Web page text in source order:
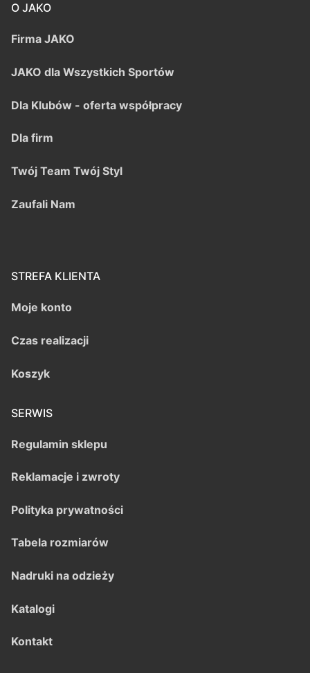
O JAKO
Firma JAKO
JAKO dla Wszystkich Sportów
Dla Klubów - oferta współpracy
Dla firm
Twój Team Twój Styl
Zaufali Nam
STREFA KLIENTA
Moje konto
Czas realizacji
Koszyk
SERWIS
Regulamin sklepu
Reklamacje i zwroty
Polityka prywatności
Tabela rozmiarów
Nadruki na odzieży
Katalogi
Kontakt